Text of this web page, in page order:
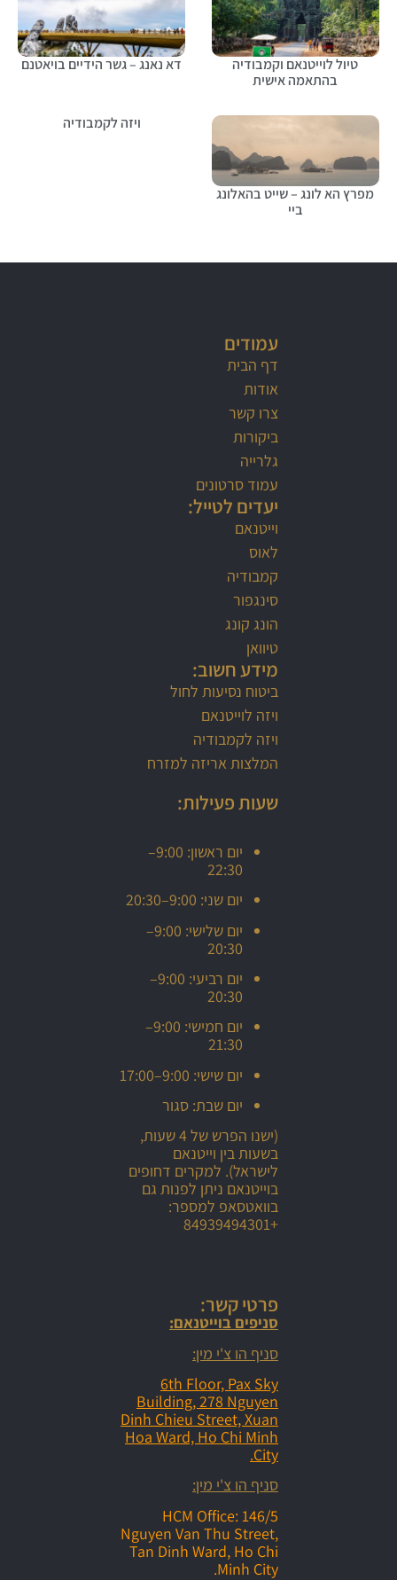
טיול לוייטנאם וקמבודיה
בהתאמה אישית
דא נאנג – גשר הידיים בויאטנם
מפרץ הא לונג – שייט בהאלונג
ביי
ויזה לקמבודיה
עמודים
דף הבית
אודות
צרו קשר
ביקורות
גלרייה
עמוד סרטונים
יעדים לטייל:
וייטנאם
לאוס
קמבודיה
סינגפור
הונג קונג
טיוואן
מידע חשוב:
ביטוח נסיעות לחול
ויזה לוייטנאם
ויזה לקמבודיה
המלצות אריזה למזרח
שעות פעילות:
יום ראשון: 9:00–
22:30
יום שני: 9:00–20:30
יום שלישי: 9:00–
20:30
יום רביעי: 9:00–
20:30
יום חמישי: 9:00–
21:30
יום שישי: 9:00–17:00
יום שבת: סגור
(ישנו הפרש של 4 שעות,
בשעות בין וייטנאם
לישראל). למקרים דחופים
בוייטנאם ניתן לפנות גם
בוואטסאפ למספר:
+84939494301
פרטי קשר:
סניפים בוייטנאם:
סניף הו צ'י מין:
6th Floor, Pax Sky
Building, 278 Nguyen
Dinh Chieu Street, Xuan
Hoa Ward, Ho Chi Minh
City.
סניף הו צ'י מין:
HCM Office: 146/5
Nguyen Van Thu Street,
Tan Dinh Ward, Ho Chi
Minh City.